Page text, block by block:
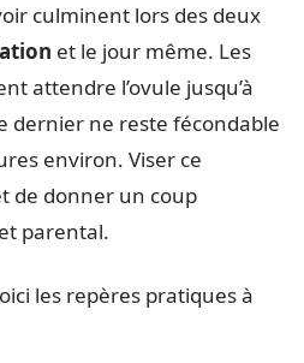
culminent lors des deux
et le jour même. Les
attendre l’ovule jusqu’à
dernier ne reste fécondable
environ. Viser ce
de donner un coup
parental.
les repères pratiques à